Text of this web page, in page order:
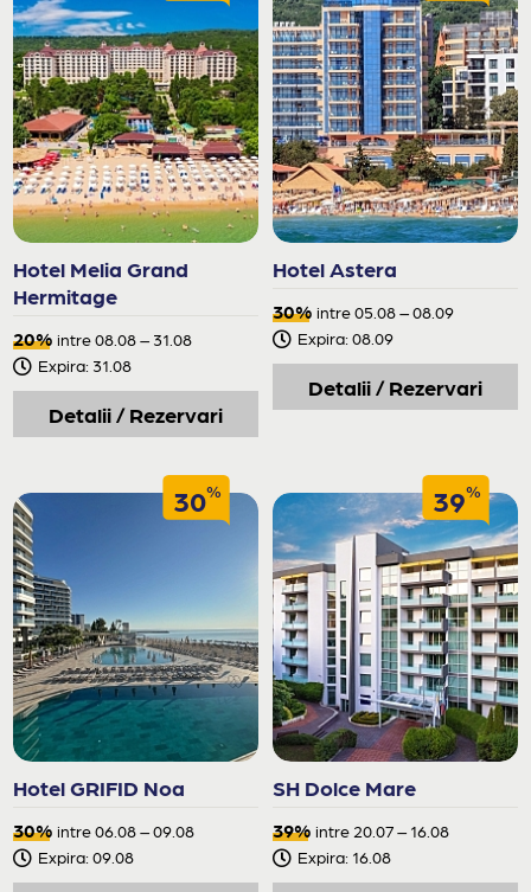
Hotel Melia Grand
Hermitage
20% intre 08.08 – 31.08
Expira: 31.08
Detalii / Rezervari
Hotel Astera
30% intre 05.08 – 08.09
Expira: 08.09
Detalii / Rezervari
Hotel GRIFID Noa
30%
30% intre 06.08 – 09.08
Expira: 09.08
SH Dolce Mare
39%
39% intre 20.07 – 16.08
Expira: 16.08